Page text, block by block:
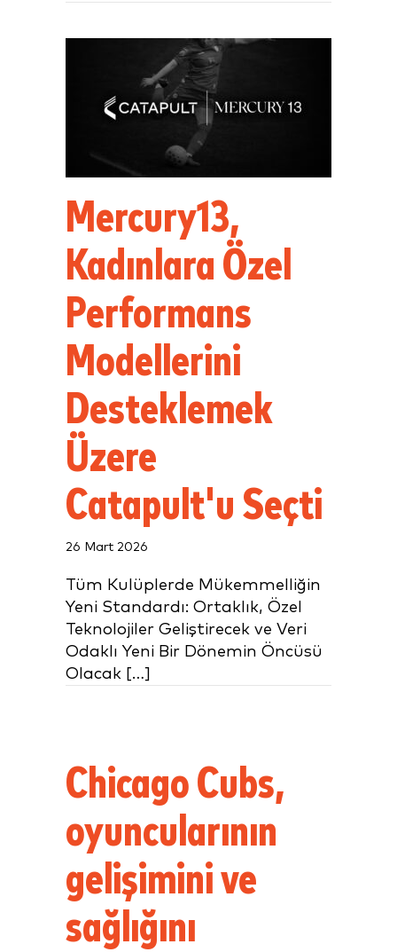
Mercury13,
Kadınlara Özel
Performans
Modellerini
Desteklemek
Üzere
Catapult'u Seçti
26 Mart 2026
Tüm Kulüplerde Mükemmelliğin
Yeni Standardı: Ortaklık, Özel
Teknolojiler Geliştirecek ve Veri
Odaklı Yeni Bir Dönemin Öncüsü
Olacak […]
Chicago Cubs,
oyuncularının
gelişimini ve
sağlığını